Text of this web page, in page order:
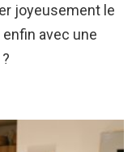
joyeusement le
avec une